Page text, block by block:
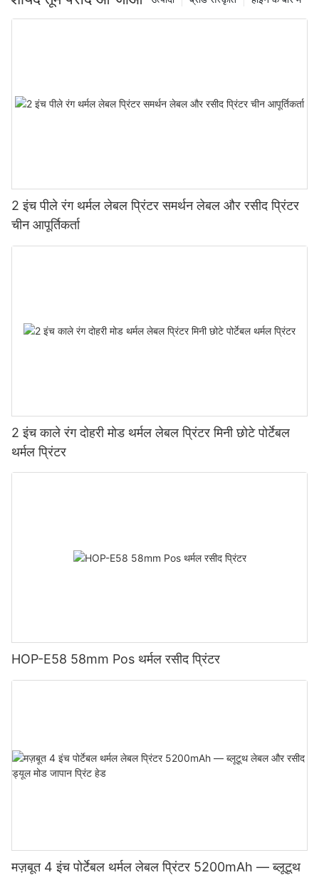
2 इंच पीले रंग थर्मल लेबल प्रिंटर समर्थन लेबल और रसीद प्रिंटर
चीन आपूर्तिकर्ता
2 इंच काले रंग दोहरी मोड थर्मल लेबल प्रिंटर मिनी छोटे पोर्टेबल
थर्मल प्रिंटर
HOP-E58 58mm Pos थर्मल रसीद प्रिंटर
मज़बूत 4 इंच पोर्टेबल थर्मल लेबल प्रिंटर 5200mAh — ब्लूटूथ